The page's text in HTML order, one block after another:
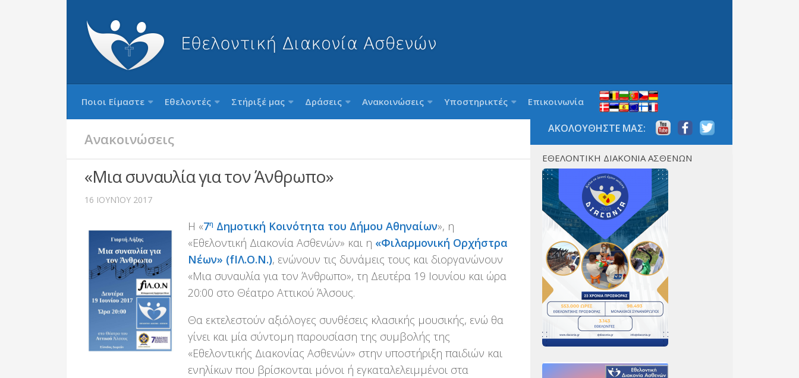
Ποιοι Είμαστε Εθελοντές Στήριξέ μας Δράσεις Ανακοινώσεις Υποστηρικτές Επικοινωνία
Ανακοινώσεις
«Μια συναυλία για τον Άνθρωπο»
16 ΙΟΥΝΊΟΥ 2017
Η «7η Δημοτική Κοινότητα του Δήμου Αθηναίων», η
«Εθελοντική Διακονία Ασθενών» και η «Φιλαρμονική Ορχήστρα
Νέων» (fΙΛ.Ο.Ν.), ενώνουν τις δυνάμεις τους και διοργανώνουν
«Μια συναυλία για τον Άνθρωπο», τη Δευτέρα 19 Ιουνίου και ώρα
20:00 στο Θέατρο Αττικού Άλσους.
Θα εκτελεστούν αξιόλογες συνθέσεις κλασικής μουσικής, ενώ θα
γίνει και μία σύντομη παρουσίαση της συμβολής της
«Εθελοντικής Διακονίας Ασθενών» στην υποστήριξη παιδιών και
ενηλίκων που βρίσκονται μόνοι ή εγκαταλελειμμένοι στα
ΑΚΟΛΟΥΘΗΣΤΕ ΜΑΣ:
ΕΘΕΛΟΝΤΙΚΗ ΔΙΑΚΟΝΙΑ ΑΣΘΕΝΩΝ